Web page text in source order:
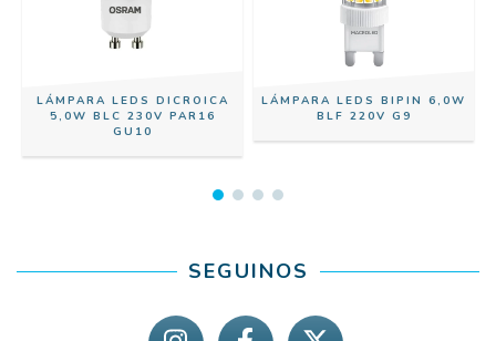
LÁMPARA LEDS DICROICA
5,0W BLC 230V PAR16
GU10
LÁMPARA LEDS BIPIN 6,0W
BLF 220V G9
SEGUINOS